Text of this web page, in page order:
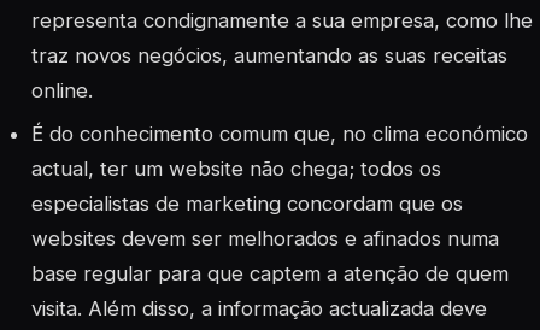
representa condignamente a sua empresa, como lhe
traz novos negócios, aumentando as suas receitas
online.
É do conhecimento comum que, no clima económico
actual, ter um website não chega; todos os
especialistas de marketing concordam que os
websites devem ser melhorados e afinados numa
base regular para que captem a atenção de quem
visita. Além disso, a informação actualizada deve